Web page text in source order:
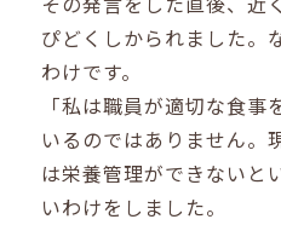
ぴどくしかられました。
わけです。
「私は職員が適切な食事
いるのではありません。
は栄養管理ができないと
いわけをしました。